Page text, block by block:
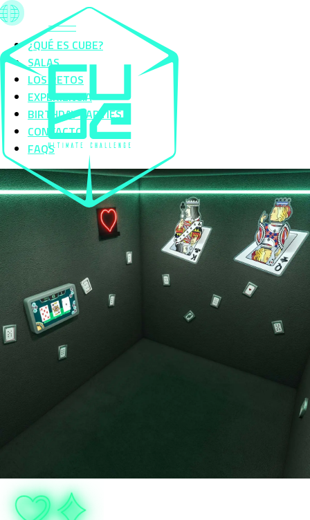
¿QUÉ ES CUBE?
SALAS
LOS RETOS
EXPERIENCIA
BIRTHDAY PARTIES
CONTACTO
FAQS